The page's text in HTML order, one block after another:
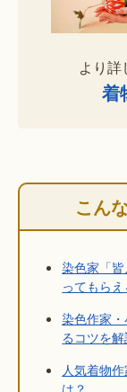
より
着
こん
染色家「
ってもら
染色作家
るコツを解
人気着物
は？